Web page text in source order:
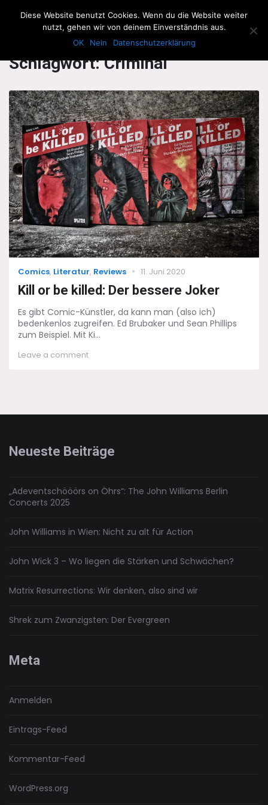
The Howling Men
Schlagwort:Criminal
Categories
Comics, Literatur, Reviews
Posted
11. Juni 2020
Kill or be killed: Der bessere Joker
Es gibt Comic-Künstler, da kann man (also ich)
bedenkenlos zugreifen. Ed Brubaker und Sean Phillips
zum Beispiel. Mit Ki...
Leave a commenton
Neueste Beiträge
„Adeventschööörs on Öhrs“: The John Williams Berlin
Concerts 2025
John Williams in Wien: Nicht zu alt für Action
John Wick 3 – Wo liegen die Stärken und Schwächen?
Matrix Resurrections: Wir denken, also sind wir
Shrek zum Zwanzigsten: Der Evergreen
Meta
Anmelden
Eintrags-Feed
Kommentar-Feed
WordPress.org
Diese Website benutzt Cookies. Wenn du die Website weiter
nutzt, gehen wir von deinem Einverständnis aus.
OK
Nein Datenschutzerklärung